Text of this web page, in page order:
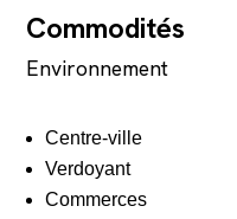
Commodités
Environnement
Centre-ville
Verdoyant
Commerces